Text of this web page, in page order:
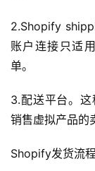
2.Shopify
账户连接只适
单。
3.配送平台。这
销售虚拟产品的
Shopify发货流